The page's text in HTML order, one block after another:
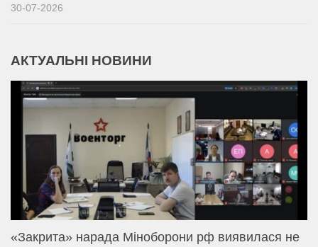
30-07-2026
АКТУАЛЬНІ НОВИНИ
«Закрита» нарада Міноборони рф виявилася не